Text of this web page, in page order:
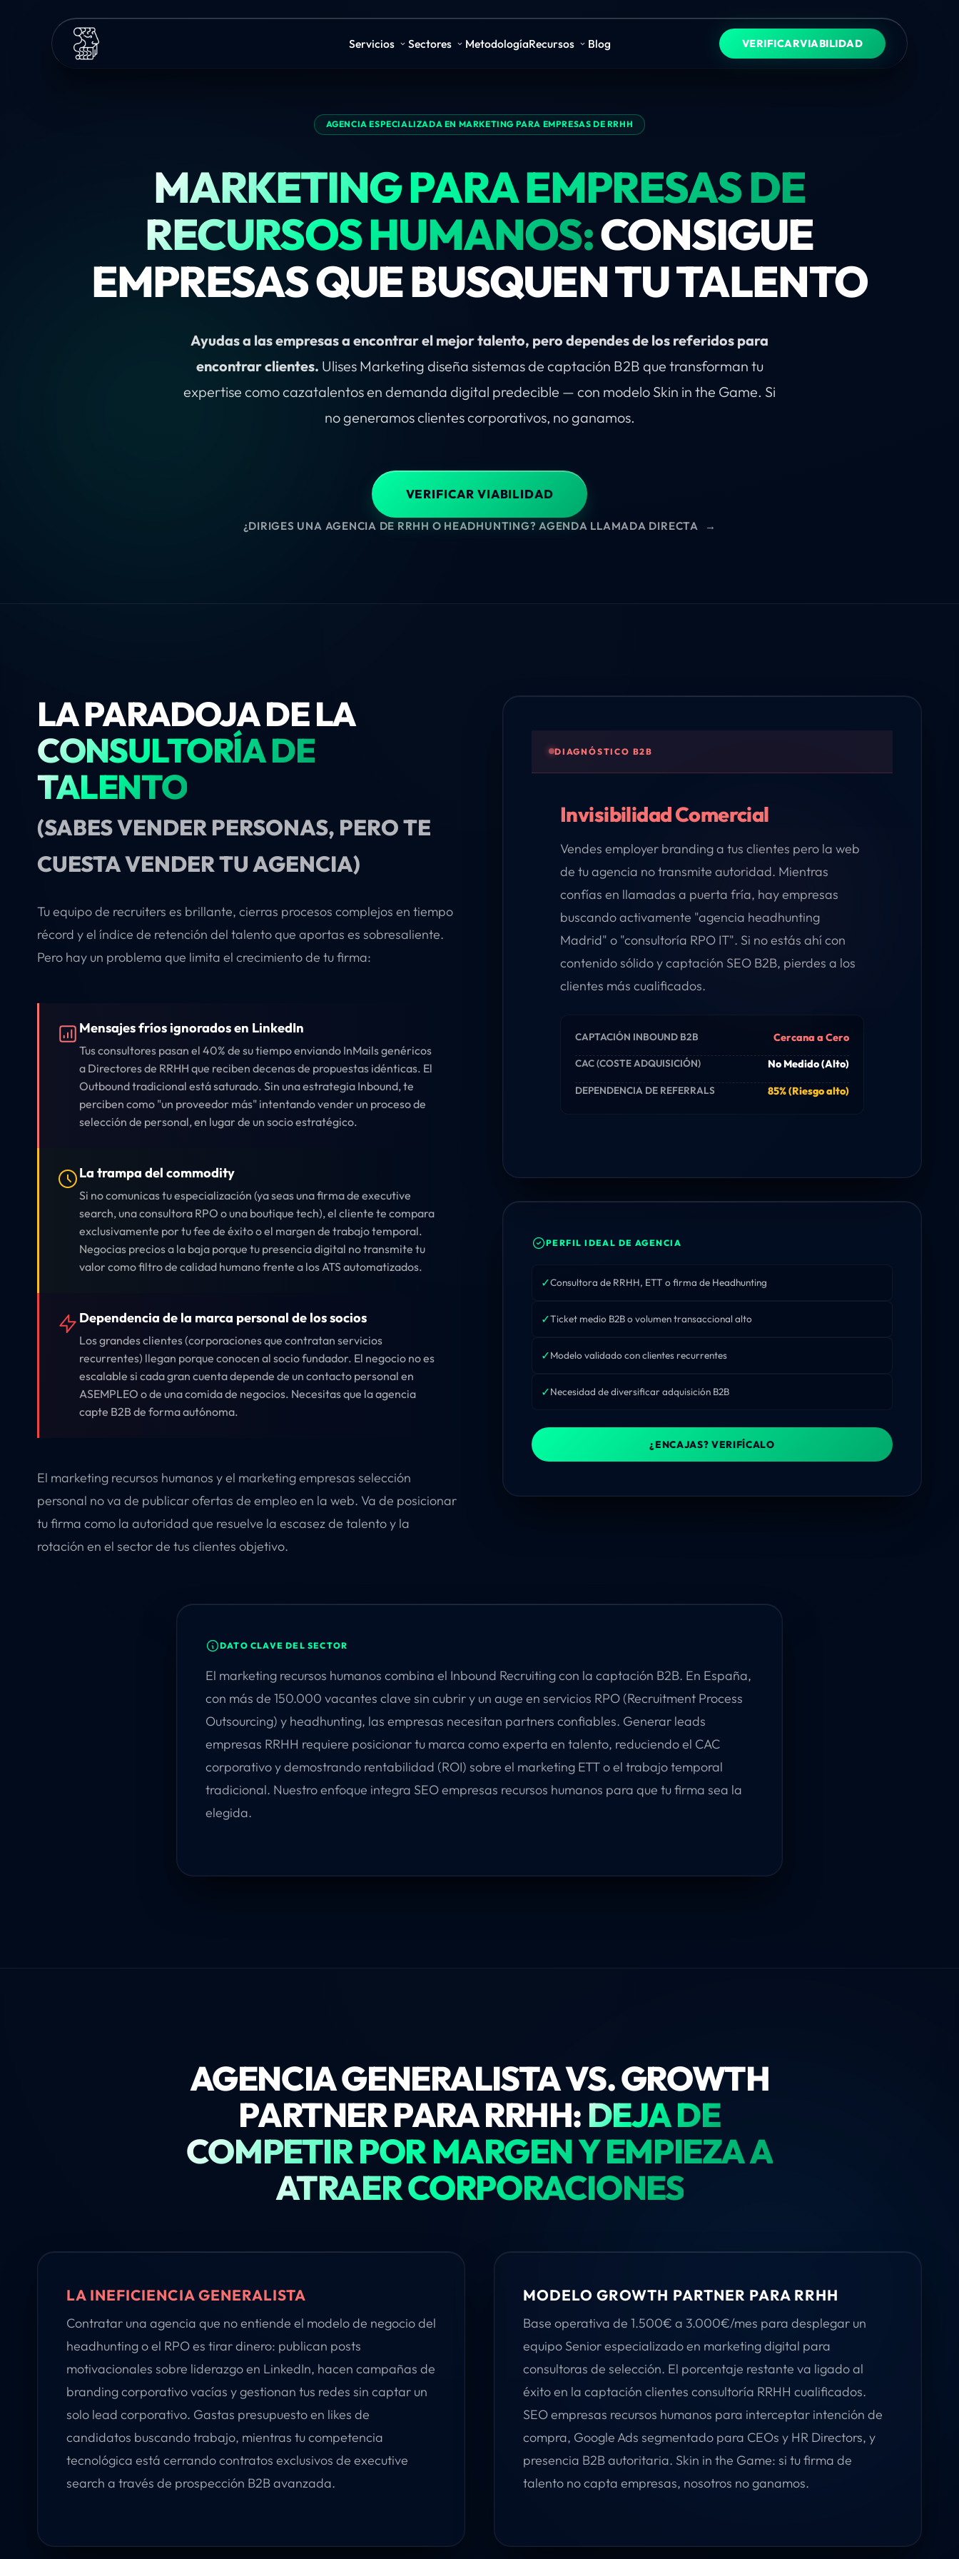
VERIFICARVIABILIDAD
Servicios Sectores MetodologíaRecursos Blog
AGENCIA ESPECIALIZADA EN MARKETING PARA EMPRESAS DE RRHH
MARKETING PARA EMPRESAS DE
RECURSOS HUMANOS:CONSIGUE
EMPRESAS QUE BUSQUEN TU TALENTO
Ayudas a las empresas a encontrar el mejor talento, pero dependes de los referidos para
encontrar clientes. Ulises Marketing diseña sistemas de captación B2B que transforman tu
expertise como cazatalentos en demanda digital predecible — con modelo Skin in the Game. Si
no generamos clientes corporativos, no ganamos.
VERIFICAR VIABILIDAD
¿DIRIGES UNA AGENCIA DE RRHH O HEADHUNTING? AGENDA LLAMADA DIRECTA →
LA PARADOJA DE LA
CONSULTORÍA DE
TALENTO
(SABES VENDER PERSONAS, PERO TE
CUESTA VENDER TU AGENCIA)
Tu equipo de recruiters es brillante, cierras procesos complejos en tiempo
récord y el índice de retención del talento que aportas es sobresaliente.
Pero hay un problema que limita el crecimiento de tu firma:
Mensajes fríos ignorados en LinkedIn
Tus consultores pasan el 40% de su tiempo enviando InMails genéricos
a Directores de RRHH que reciben decenas de propuestas idénticas. El
Outbound tradicional está saturado. Sin una estrategia Inbound, te
perciben como "un proveedor más" intentando vender un proceso de
selección de personal, en lugar de un socio estratégico.
La trampa del commodity
Si no comunicas tu especialización (ya seas una firma de executive
search, una consultora RPO o una boutique tech), el cliente te compara
exclusivamente por tu fee de éxito o el margen de trabajo temporal.
Negocias precios a la baja porque tu presencia digital no transmite tu
valor como filtro de calidad humano frente a los ATS automatizados.
Dependencia de la marca personal de los socios
Los grandes clientes (corporaciones que contratan servicios
recurrentes) llegan porque conocen al socio fundador. El negocio no es
escalable si cada gran cuenta depende de un contacto personal en
ASEMPLEO o de una comida de negocios. Necesitas que la agencia
capte B2B de forma autónoma.
El marketing recursos humanos y el marketing empresas selección
personal no va de publicar ofertas de empleo en la web. Va de posicionar
tu firma como la autoridad que resuelve la escasez de talento y la
rotación en el sector de tus clientes objetivo.
DIAGNÓSTICO B2B
Invisibilidad Comercial
Vendes employer branding a tus clientes pero la web
de tu agencia no transmite autoridad. Mientras
confías en llamadas a puerta fría, hay empresas
buscando activamente "agencia headhunting
Madrid" o "consultoría RPO IT". Si no estás ahí con
contenido sólido y captación SEO B2B, pierdes a los
clientes más cualificados.
CAPTACIÓN INBOUND B2B Cercana a Cero
CAC (COSTE ADQUISICIÓN) No Medido (Alto)
DEPENDENCIA DE REFERRALS 85% (Riesgo alto)
PERFIL IDEAL DE AGENCIA
✓Consultora de RRHH, ETT o firma de Headhunting
✓Ticket medio B2B o volumen transaccional alto
✓Modelo validado con clientes recurrentes
✓Necesidad de diversificar adquisición B2B
¿ENCAJAS? VERIFÍCALO
DATO CLAVE DEL SECTOR
El marketing recursos humanos combina el Inbound Recruiting con la captación B2B. En España,
con más de 150.000 vacantes clave sin cubrir y un auge en servicios RPO (Recruitment Process
Outsourcing) y headhunting, las empresas necesitan partners confiables. Generar leads
empresas RRHH requiere posicionar tu marca como experta en talento, reduciendo el CAC
corporativo y demostrando rentabilidad (ROI) sobre el marketing ETT o el trabajo temporal
tradicional. Nuestro enfoque integra SEO empresas recursos humanos para que tu firma sea la
elegida.
AGENCIA GENERALISTA VS. GROWTH
PARTNER PARA RRHH: DEJA DE
COMPETIR POR MARGEN Y EMPIEZA A
ATRAER CORPORACIONES
LA INEFICIENCIA GENERALISTA
Contratar una agencia que no entiende el modelo de negocio del
headhunting o el RPO es tirar dinero: publican posts
motivacionales sobre liderazgo en LinkedIn, hacen campañas de
branding corporativo vacías y gestionan tus redes sin captar un
solo lead corporativo. Gastas presupuesto en likes de
candidatos buscando trabajo, mientras tu competencia
tecnológica está cerrando contratos exclusivos de executive
search a través de prospección B2B avanzada.
MODELO GROWTH PARTNER PARA RRHH
Base operativa de 1.500€ a 3.000€/mes para desplegar un
equipo Senior especializado en marketing digital para
consultoras de selección. El porcentaje restante va ligado al
éxito en la captación clientes consultoría RRHH cualificados.
SEO empresas recursos humanos para interceptar intención de
compra, Google Ads segmentado para CEOs y HR Directors, y
presencia B2B autoritaria. Skin in the Game: si tu firma de
talento no capta empresas, nosotros no ganamos.